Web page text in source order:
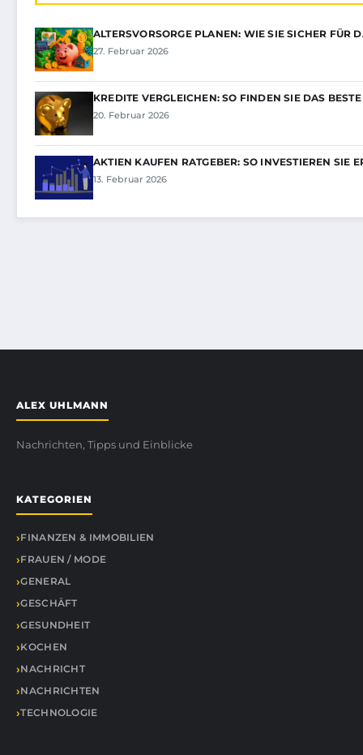
ALTERSVORSORGE PLANEN: WIE SIE SICHER FÜR
27. Februar 2026
KREDITE VERGLEICHEN: SO FINDEN SIE DAS
20. Februar 2026
AKTIEN KAUFEN RATGEBER: SO INVESTIEREN SIE
13. Februar 2026
ALEX UHLMANN
Nachrichten, Tipps und Einblicke
KATEGORIEN
FINANZEN & IMMOBILIEN
FRAUEN / MODE
GENERAL
GESCHÄFT
GESUNDHEIT
KOCHEN
NACHRICHT
NACHRICHTEN
TECHNOLOGIE